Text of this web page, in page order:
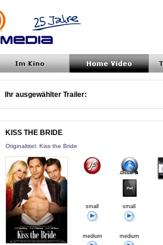
Ihr ausgewählter Trailer:
KISS THE BRIDE
Originaltitel: Kiss the Bride
small
medium
small
medium